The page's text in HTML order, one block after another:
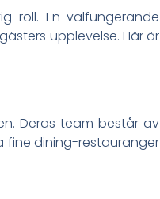
roll. En välfungerande
upplevelse. Här är
Deras team består av
fine dining-restauranger